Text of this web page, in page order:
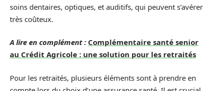
soins dentaires, optiques, et auditifs, qui peuvent s’avérer
très coûteux.
A lire en complément : Complémentaire santé senior
au Crédit Agricole : une solution pour les retraités
Pour les retraités, plusieurs éléments sont à prendre en